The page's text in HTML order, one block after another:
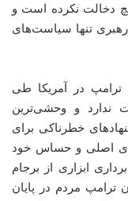
دخالت نکرده است و
تنها سیاست‌های
در آمریکا طی
ندارد و وحشی‌ترین
خطرناکی برای
اصلی و حساس خود
ابزاری از برجام
ترامپ مردم در پایان